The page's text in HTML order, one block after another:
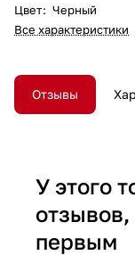
Цвет: Черный
Все характеристики
Отзывы
У этого
первым